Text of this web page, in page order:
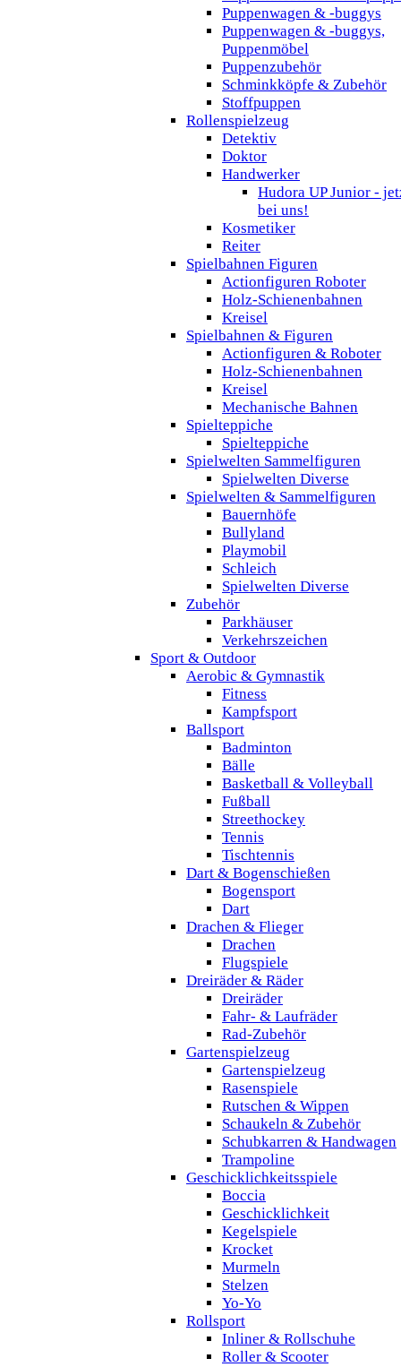
Puppenwagen & -buggys
Puppenwagen & -buggys,
Puppenmöbel
Puppenzubehör
Schminkköpfe & Zubehör
Stoffpuppen
Rollenspielzeug
Detektiv
Doktor
Handwerker
Hudora UP Junior -
bei uns!
Kosmetiker
Reiter
Spielbahnen Figuren
Actionfiguren Roboter
Holz-Schienenbahnen
Kreisel
Spielbahnen & Figuren
Actionfiguren & Roboter
Holz-Schienenbahnen
Kreisel
Mechanische Bahnen
Spielteppiche
Spielteppiche
Spielwelten Sammelfiguren
Spielwelten Diverse
Spielwelten & Sammelfiguren
Bauernhöfe
Bullyland
Playmobil
Schleich
Spielwelten Diverse
Zubehör
Parkhäuser
Verkehrszeichen
Sport & Outdoor
Aerobic & Gymnastik
Fitness
Kampfsport
Ballsport
Badminton
Bälle
Basketball & Volleyball
Fußball
Streethockey
Tennis
Tischtennis
Dart & Bogenschießen
Bogensport
Dart
Drachen & Flieger
Drachen
Flugspiele
Dreiräder & Räder
Dreiräder
Fahr- & Laufräder
Rad-Zubehör
Gartenspielzeug
Gartenspielzeug
Rasenspiele
Rutschen & Wippen
Schaukeln & Zubehör
Schubkarren & Handwagen
Trampoline
Geschicklichkeitsspiele
Boccia
Geschicklichkeit
Kegelspiele
Krocket
Murmeln
Stelzen
Yo-Yo
Rollsport
Inliner & Rollschuhe
Roller & Scooter